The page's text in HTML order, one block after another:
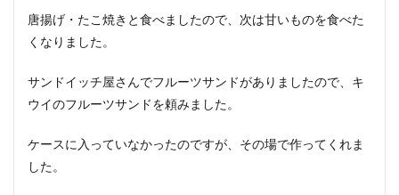
唐揚げ・たこ焼きと食べましたので、次は甘いものを食べた
くなりました。
サンドイッチ屋さんでフルーツサンドがありましたので、キ
ウイのフルーツサンドを頼みました。
ケースに入っていなかったのですが、その場で作ってくれま
した。